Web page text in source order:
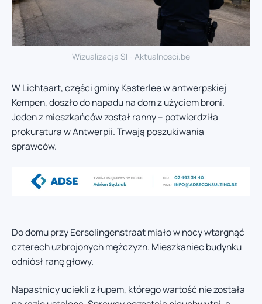
Wizualizacja SI - Aktualnosci.be
W Lichtaart, części gminy Kasterlee w antwerpskiej
Kempen, doszło do napadu na dom z użyciem broni.
Jeden z mieszkańców został ranny – potwierdziła
prokuratura w Antwerpii. Trwają poszukiwania
sprawców.
Do domu przy Eerselingenstraat miało w nocy wtargnąć
czterech uzbrojonych mężczyzn. Mieszkaniec budynku
odniósł ranę głowy.
Napastnicy uciekli z łupem, którego wartość nie została